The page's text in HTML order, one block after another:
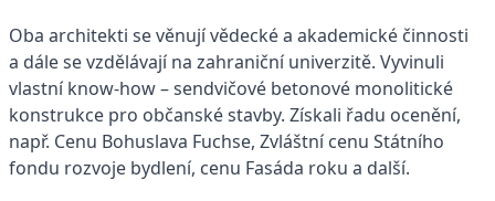
Oba architekti se věnují vědecké a akademické činnosti
a dále se vzdělávají na zahraniční univerzitě. Vyvinuli
vlastní know-how – sendvičové betonové monolitické
konstrukce pro občanské stavby. Získali řadu ocenění,
např. Cenu Bohuslava Fuchse, Zvláštní cenu Státního
fondu rozvoje bydlení, cenu Fasáda roku a další.